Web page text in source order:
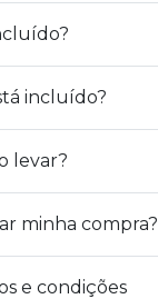
incluído?
levar?
minha compra?
e condições